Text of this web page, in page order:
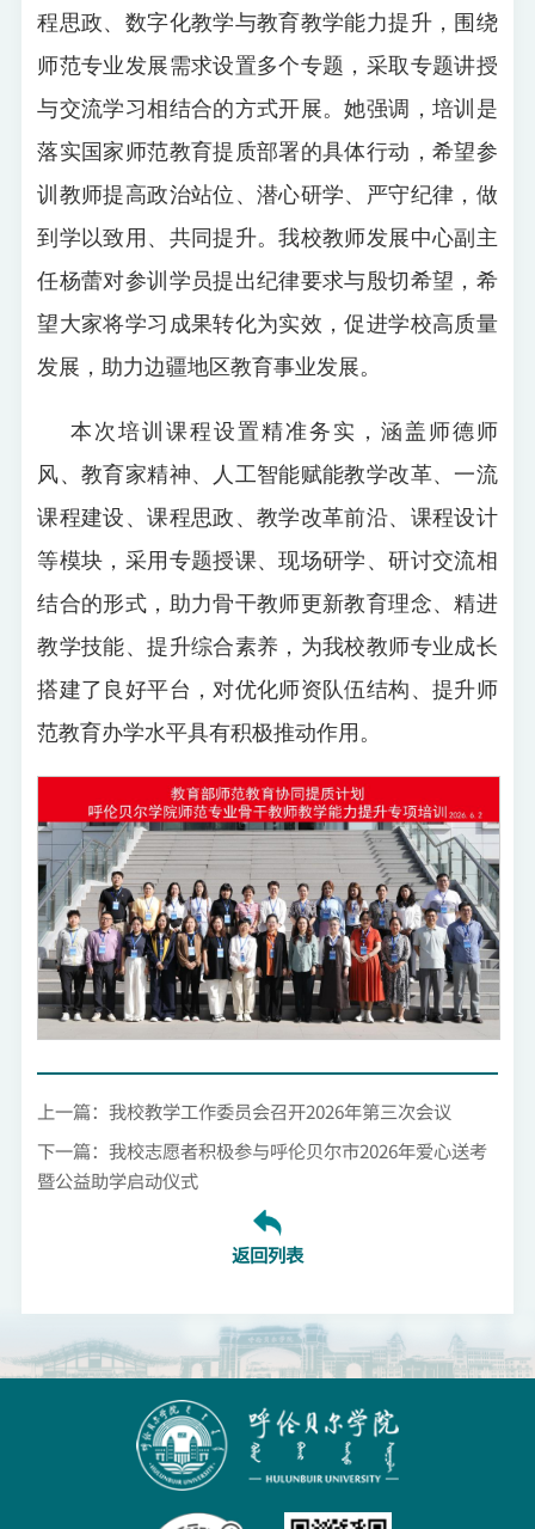
程思政、数字化教学与教育教学能力提升，围绕
师范专业发展需求设置多个专题，采取专题讲授
与交流学习相结合的方式开展。她强调，培训是
落实国家师范教育提质部署的具体行动，希望参
训教师提高政治站位、潜心研学、严守纪律，做
到学以致用、共同提升。我校教师发展中心副主
任杨蕾对参训学员提出纪律要求与殷切希望，希
望大家将学习成果转化为实效，促进学校高质量
发展，助力边疆地区教育事业发展。
本次培训课程设置精准务实，涵盖师德师
风、教育家精神、人工智能赋能教学改革、一流
课程建设、课程思政、教学改革前沿、课程设计
等模块，采用专题授课、现场研学、研讨交流相
结合的形式，助力骨干教师更新教育理念、精进
教学技能、提升综合素养，为我校教师专业成长
搭建了良好平台，对优化师资队伍结构、提升师
范教育办学水平具有积极推动作用。
上一篇：我校教学工作委员会召开2026年第三次会议
下一篇：我校志愿者积极参与呼伦贝尔市2026年爱心送考
暨公益助学启动仪式
返回列表